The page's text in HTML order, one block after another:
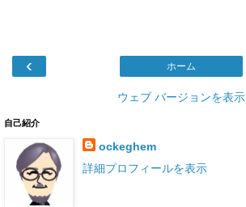
‹ ホーム
ウェブ バージョンを表示
自己紹介
ockeghem
詳細プロフィールを表示